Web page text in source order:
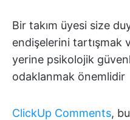
Bir takım üyesi size
endişelerini tartışmak
yerine psikolojik
odaklanmak önemlidir
ClickUp Comments,